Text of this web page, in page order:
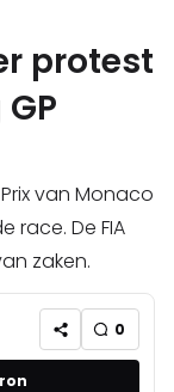
protest
van Monaco
race. De FIA
zaken.
0